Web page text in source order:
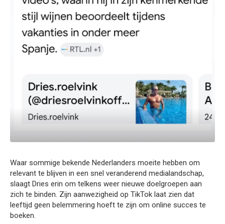
Waar sommige bekende Nederlanders moeite hebben om
relevant te blijven in een snel veranderend medialandschap,
slaagt Dries erin om telkens weer nieuwe doelgroepen aan
zich te binden. Zijn aanwezigheid op TikTok laat zien dat
leeftijd geen belemmering hoeft te zijn om online succes te
boeken.